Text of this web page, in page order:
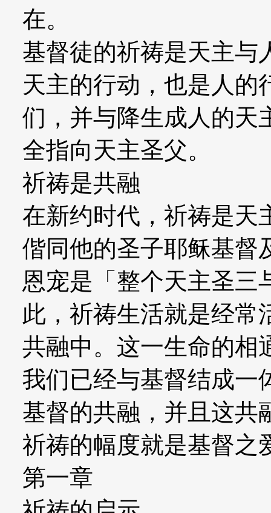
在。
基督徒的祈祷是天主与
天主的行动，也是人的
们，并与降生成人的天
全指向天主圣父。
祈祷是共融
在新约时代，祈祷是天
偕同他的圣子耶稣基督
恩宠是「整个天主圣三
此，祈祷生活就是经常
共融中。这一生命的相
我们已经与基督结成一
基督的共融，并且这共
祈祷的幅度就是基督之
第一章